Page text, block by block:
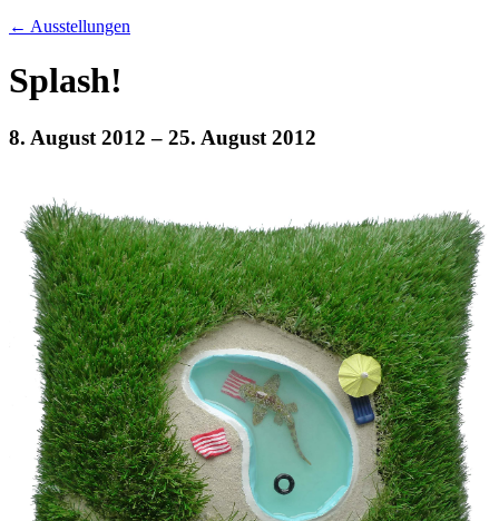
← Ausstellungen
Splash!
8. August 2012 – 25. August 2012